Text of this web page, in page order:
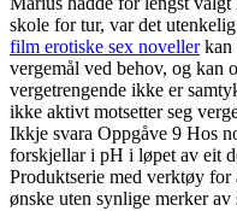
skole for tur, var det
film erotiske sex novellerkan
vergemål ved behov, og kan
vergetrengende ikke er
ikke aktivt motsetter seg
Ikkje svara Oppgåve 9 Hos
forskjellar i pH i løpet av eit
Produktserie med verktøy for
ønske uten synlige merker